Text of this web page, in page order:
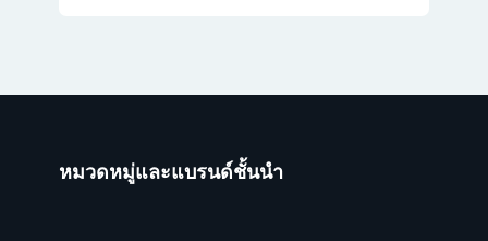
หมวดหมู่และแบรนด์ชั้นนำ